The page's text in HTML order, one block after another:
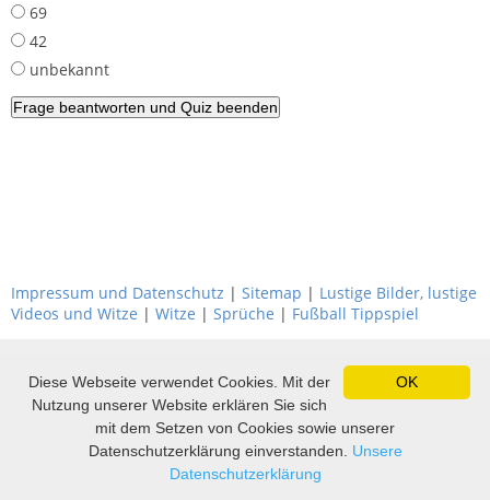
69
42
unbekannt
Impressum und Datenschutz | Sitemap | Lustige Bilder, lustige
Videos und Witze | Witze | Sprüche | Fußball Tippspiel
OK
Diese Webseite verwendet Cookies. Mit der
Nutzung unserer Website erklären Sie sich
mit dem Setzen von Cookies sowie unserer
Datenschutzerklärung einverstanden. Unsere
Datenschutzerklärung